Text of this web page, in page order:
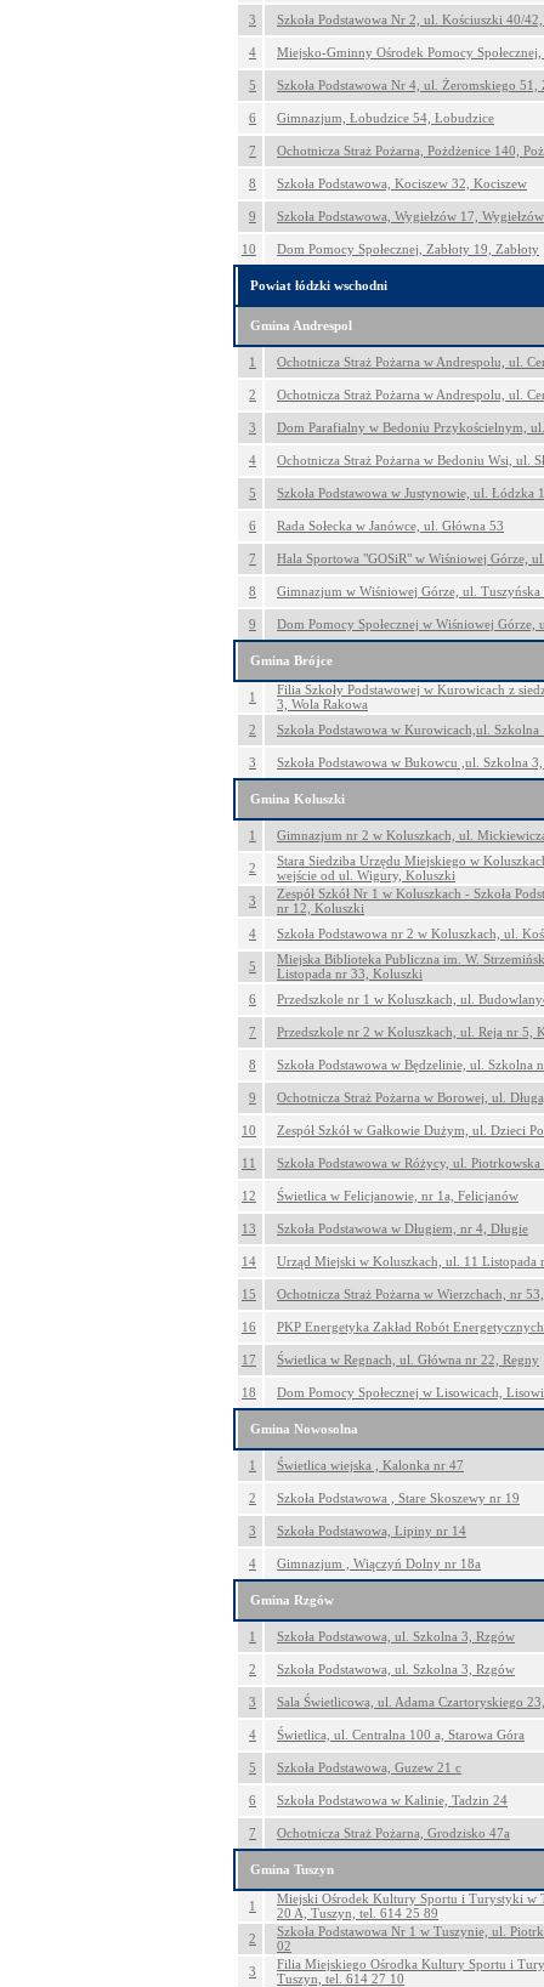
3 Szkoła Podstawowa Nr 2, ul. Kościuszki 40/
4 Miejsko-Gminny Ośrodek Pomocy
5 Szkoła Podstawowa Nr 4, ul. Żeromskiego 51,
6 Gimnazjum, Łobudzice 54, Łobudzice
7 Ochotnicza Straż Pożarna, Pożdżenice 140,
8 Szkoła Podstawowa, Kociszew 32, Kociszew
9 Szkoła Podstawowa, Wygiełzów 17, Wygiełzów
10 Dom Pomocy Społecznej, Zabłoty 19, Zabłoty
Powiat łódzki wschodni
Gmina Andrespol
1 Ochotnicza Straż Pożarna w Andrespolu, ul.
2 Ochotnicza Straż Pożarna w Andrespolu, ul.
3 Dom Parafialny w Bedoniu Przykościelnym,
4 Ochotnicza Straż Pożarna w Bedoniu Wsi, ul.
5 Szkoła Podstawowa w Justynowie, ul. Łódzka
6 Rada Sołecka w Janówce, ul. Główna 53
7 Hala Sportowa "GOSiR" w Wiśniowej Górze,
8 Gimnazjum w Wiśniowej Górze, ul. Tuszyńska
9 Dom Pomocy Społecznej w Wiśniowej Górze,
Gmina Brójce
1
Filia Szkoły Podstawowej w Kurowicach z
3, Wola Rakowa
2
Szkoła Podstawowa w Kurowicach,ul.
3 Szkoła Podstawowa w Bukowcu ,ul. Szkolna
Gmina Koluszki
1 Gimnazjum nr 2 w Koluszkach, ul.
2
Stara Siedziba Urzędu Miejskiego w
wejście od ul. Wigury, Koluszki
3
Zespół Szkół Nr 1 w Koluszkach - Szkoła
nr 12, Koluszki
4
Szkoła Podstawowa nr 2 w Koluszkach, ul.
5
Miejska Biblioteka Publiczna im. W.
Listopada nr 33, Koluszki
6
Przedszkole nr 1 w Koluszkach, ul.
7 Przedszkole nr 2 w Koluszkach, ul. Reja nr 5,
8 Szkoła Podstawowa w Będzelinie, ul. Szkolna
9 Ochotnicza Straż Pożarna w Borowej, ul.
10 Zespół Szkół w Gałkowie Dużym, ul. Dzieci
11 Szkoła Podstawowa w Różycy, ul.
12 Świetlica w Felicjanowie, nr 1a, Felicjanów
13 Szkoła Podstawowa w Długiem, nr 4, Długie
14 Urząd Miejski w Koluszkach, ul. 11 Listopada
15 Ochotnicza Straż Pożarna w Wierzchach, nr
16 PKP Energetyka Zakład Robót
17 Świetlica w Regnach, ul. Główna nr 22, Regny
18 Dom Pomocy Społecznej w Lisowicach,
Gmina Nowosolna
1 Świetlica wiejska , Kalonka nr 47
2 Szkoła Podstawowa , Stare Skoszewy nr 19
3 Szkoła Podstawowa, Lipiny nr 14
4 Gimnazjum , Wiączyń Dolny nr 18a
Gmina Rzgów
1 Szkoła Podstawowa, ul. Szkolna 3, Rzgów
2 Szkoła Podstawowa, ul. Szkolna 3, Rzgów
3 Sala Świetlicowa, ul. Adama Czartoryskiego
4 Świetlica, ul. Centralna 100 a, Starowa Góra
5 Szkoła Podstawowa, Guzew 21 c
6 Szkoła Podstawowa w Kalinie, Tadzin 24
7 Ochotnicza Straż Pożarna, Grodzisko 47a
Gmina Tuszyn
1
Miejski Ośrodek Kultury Sportu i Turystyki w
20 A, Tuszyn, tel. 614 25 89
2
Szkoła Podstawowa Nr 1 w Tuszynie, ul.
02
3
Filia Miejskiego Ośrodka Kultury Sportu i
Tuszyn, tel. 614 27 10